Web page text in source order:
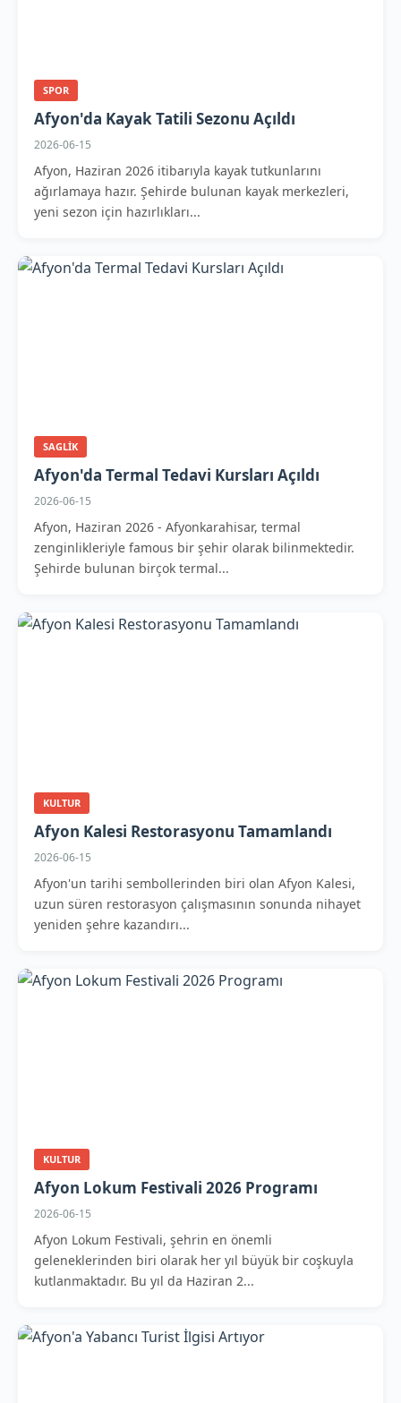
SPOR
Afyon'da Kayak Tatili Sezonu Açıldı
2026-06-15
Afyon, Haziran 2026 itibarıyla kayak tutkunlarını
ağırlamaya hazır. Şehirde bulunan kayak merkezleri,
yeni sezon için hazırlıkları...
SAGLIK
Afyon'da Termal Tedavi Kursları Açıldı
2026-06-15
Afyon, Haziran 2026 - Afyonkarahisar, termal
zenginlikleriyle famous bir şehir olarak bilinmektedir.
Şehirde bulunan birçok termal...
KULTUR
Afyon Kalesi Restorasyonu Tamamlandı
2026-06-15
Afyon'un tarihi sembollerinden biri olan Afyon Kalesi,
uzun süren restorasyon çalışmasının sonunda nihayet
yeniden şehre kazandırı...
KULTUR
Afyon Lokum Festivali 2026 Programı
2026-06-15
Afyon Lokum Festivali, şehrin en önemli
geleneklerinden biri olarak her yıl büyük bir coşkuyla
kutlanmaktadır. Bu yıl da Haziran 2...